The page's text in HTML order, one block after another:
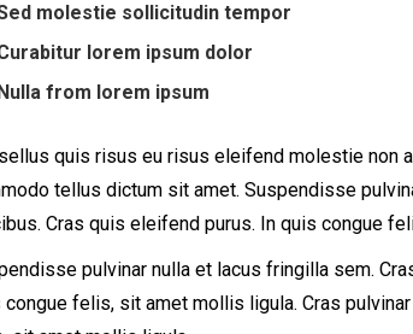
molestie sollicitudin tempor
lorem ipsum dolor
from lorem ipsum
quis risus eu risus eleifend molestie non
tellus dictum sit amet. Suspendisse
Cras quis eleifend purus. In quis congue
pulvinar nulla et lacus fringilla sem.
congue felis, sit amet mollis ligula. Cras